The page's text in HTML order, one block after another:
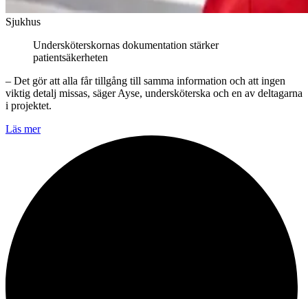
Sjukhus
Undersköterskornas dokumentation stärker
patientsäkerheten
– Det gör att alla får tillgång till samma information och att ingen
viktig detalj missas, säger Ayse, undersköterska och en av deltagarna
i projektet.
Läs mer